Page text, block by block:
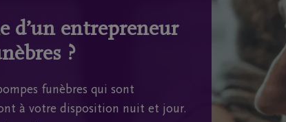
d’un entrepreneur
?
funèbres qui sont
à votre disposition nuit et jour.